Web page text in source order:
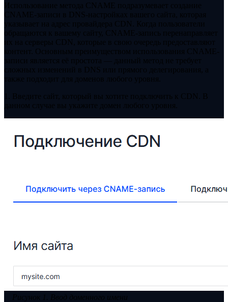
Использование метода CNAME подразумевает создание
CNAME-записи в DNS-настройках вашего сайта, которая
указывает на адрес провайдера CDN. Когда пользователи
обращаются к вашему сайту, CNAME-запись перенаправляет
их на серверы CDN, которые в свою очередь предоставляют
контент. Основным преимуществом использования CNAME-
записи является её простота — данный метод не требует
сложных изменений в DNS или прямого делегирования, а
также подходит для доменов любого уровня.
1. Введите сайт, который вы хотите подключить к CDN. В
данном случае вы укажите домен любого уровня.
Рисунок 1. Ввод доменного имени